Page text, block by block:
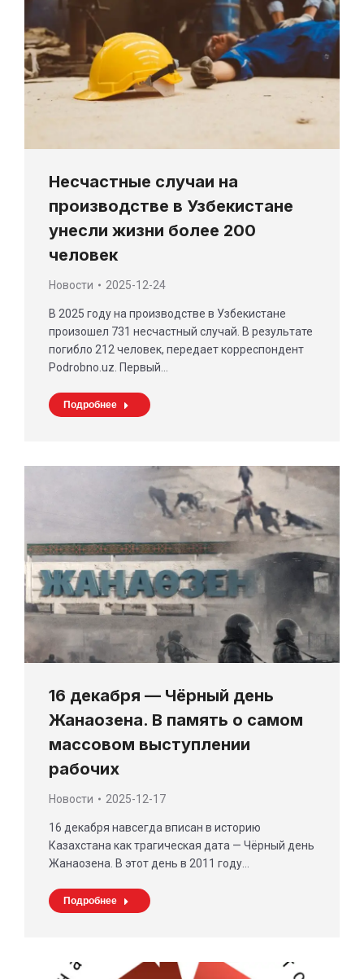
Несчастные случаи на
производстве в Узбекистане
унесли жизни более 200
человек
Новости 2025-12-24
В 2025 году на производстве в Узбекистане
произошел 731 несчастный случай. В результате
погибло 212 человек, передает корреспондент
Podrobno.uz. Первый…
Подробнее
16 декабря — Чёрный день
Жанаозена. В память о самом
массовом выступлении
рабочих
Новости 2025-12-17
16 декабря навсегда вписан в историю
Казахстана как трагическая дата — Чёрный день
Жанаозена. В этот день в 2011 году…
Подробнее